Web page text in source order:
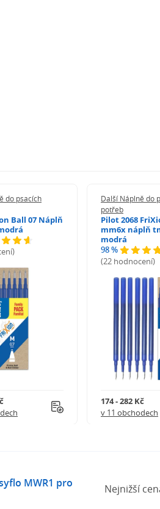
do psacích
Ball 07 Náplň
Další Náplně do
potřeb
Pilot 2068
mm6x náplň
modrá
98 %
(22 hodnocení)
174 - 282 Kč
v 11 obchodech
MWR1 pro
Nejnižší